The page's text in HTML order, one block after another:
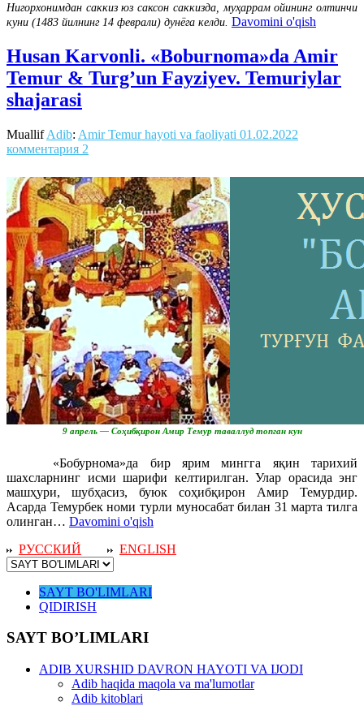
Нигорхонимдан саккиз юз саксон саккизда, муҳаррам ойининг олтинчи
куни (1483 йилнинг 14 феврали) дунёга келди. Davomini o'qish
Husan Karvonli. «Boburnoma»da Amir
Temur & Turg’un Fayziyev. Temuriylar
shajarasi
MuallifAdib: Amir Temur hayoti va faoliyati 01.02.2022
комментария 2
9 апрель — Соҳибқирон Амир Темур таваллуд топган кун
«Бобурнома»да бир ярим мингга яқин тарихий
шахсларнинг исми шарифи келтирилган. Улар орасида энг
машҳури, шубҳасиз, буюк соҳибқирон Амир Темурдир.
Асарда Темурбек номи турли муносабат билан 31 марта тилга
олинган… Davomini o'qish
РУССКИЙ
ENGLISH
SAYT BO'LIMLARI
QIDIRISH
SAYT BO’LIMLARI
ADIB XURSHID DAVRON HAYOTI VA IJODI
Adib haqida maqola va ma'lumotlar
Adib kitoblari